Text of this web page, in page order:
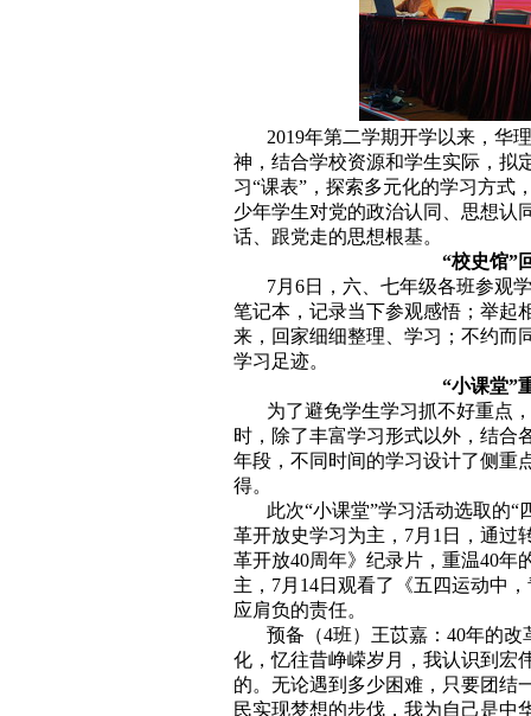
2019年第二学期开学以来，华
神，结合学校资源和学生实际，拟
习“课表”，探索多元化的学习方式
少年学生对党的政治认同、思想认
话、跟党走的思想根基。
“校史馆”
7月6日，六、七年级各班参观
笔记本，记录当下参观感悟；举起
来，回家细细整理、学习；不约而
学习足迹。
“小课堂”
为了避免学生学习抓不好重点
时，除了丰富学习形式以外，结合
年段，不同时间的学习设计了侧重
得。
此次“小课堂”学习活动选取的
革开放史学习为主，7月1日，通
革开放40周年》纪录片，重温40年
主，7月14日观看了《五四运动中
应肩负的责任。
预备（4班）王苡嘉：40年的
化，忆往昔峥嵘岁月，我认识到宏
的。无论遇到多少困难，只要团结
民实现梦想的步伐，我为自己是中